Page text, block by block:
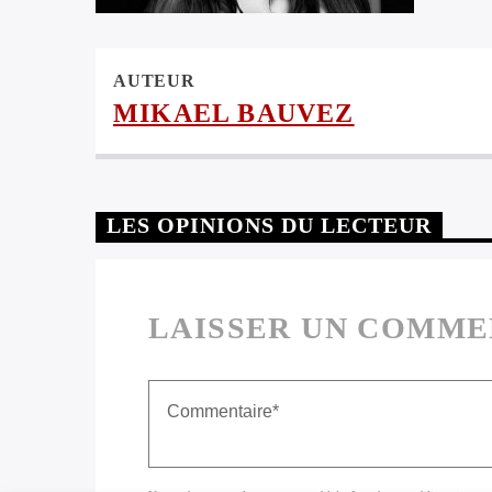
AUTEUR
MIKAEL BAUVEZ
LES OPINIONS DU LECTEUR
LAISSER UN